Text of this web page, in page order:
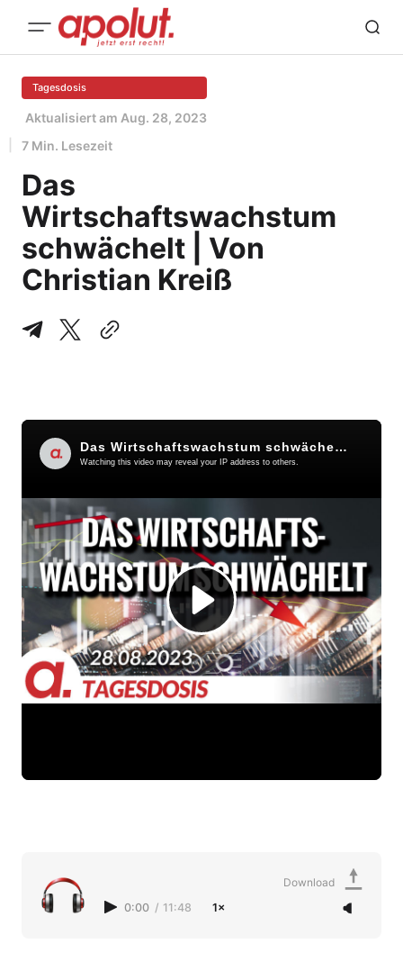
Tagesdosis
Aktualisiert am Aug. 28, 2023
7 Min. Lesezeit
Das
Wirtschaftswachstum
schwächelt | Von
Christian Kreiß
0:00 / 11:48 1×
Download